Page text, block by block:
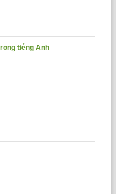
tiếng Anh